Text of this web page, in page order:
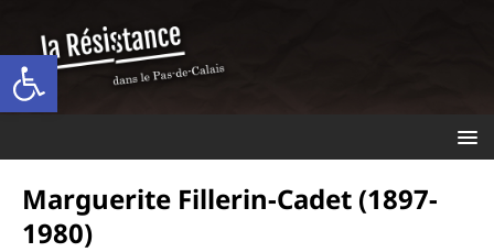
Ouvrir la barre d’outils
Marguerite Fillerin-Cadet (1897-
1980)